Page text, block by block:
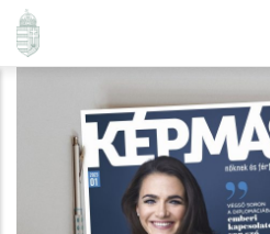
Ugrás
tartalomra